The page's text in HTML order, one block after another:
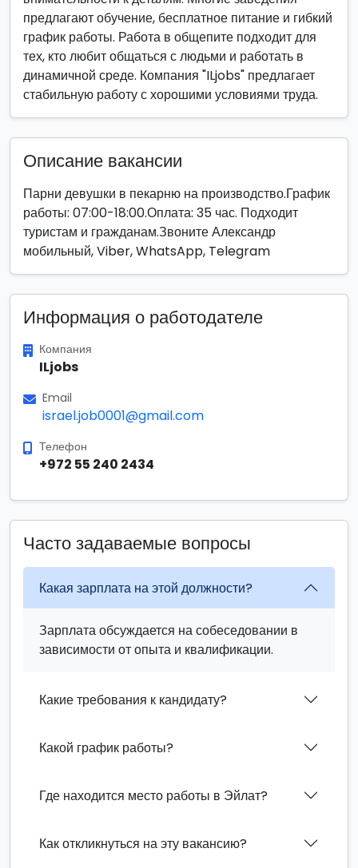
предлагают обучение, бесплатное питание и гибкий
график работы. Работа в общепите подходит для
тех, кто любит общаться с людьми и работать в
динамичной среде. Компания "ILjobs" предлагает
стабильную работу с хорошими условиями труда.
Описание вакансии
Парни девушки в пекарню на производство.График
работы: 07:00-18:00.Оплата: 35 час. Подходит
туристам и гражданам.Звоните Александр
мобильный, Viber, WhatsApp, Telegram
Информация о работодателе
Компания
ILjobs
Email
israel.job0001@gmail.com
Телефон
+972 55 240 2434
Часто задаваемые вопросы
Какая зарплата на этой должности?
Зарплата обсуждается на собеседовании в
зависимости от опыта и квалификации.
Какие требования к кандидату?
Какой график работы?
Где находится место работы в Эйлат?
Как откликнуться на эту вакансию?